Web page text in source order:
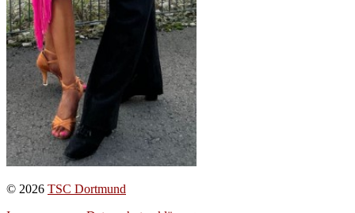
© 2026 TSC Dortmund